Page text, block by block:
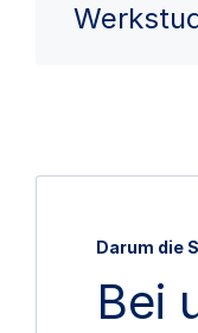
Darum die
Bei